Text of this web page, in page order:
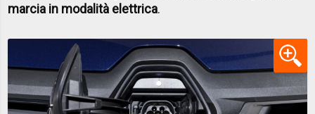
marcia in modalità elettrica.